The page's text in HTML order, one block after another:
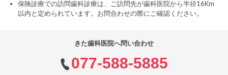
保険診療での訪問歯科診療は、ご訪問先が歯科医院から半径16Km
以内と定められています。お問合わせの際にご確認ください。
きた歯科医院へ問い合わせ
077-588-5885